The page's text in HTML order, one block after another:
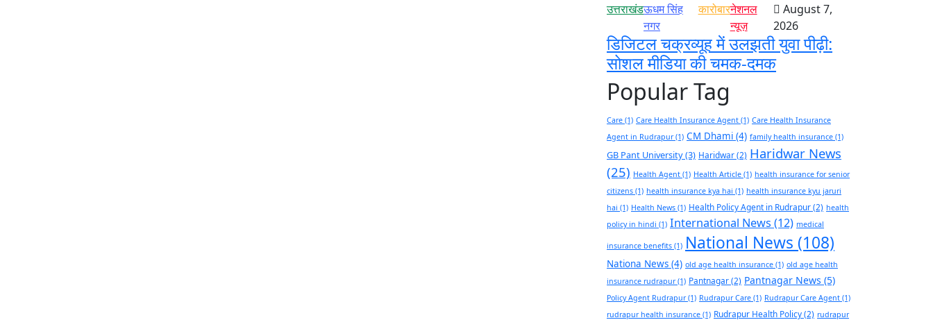
उत्तराखंडऊधम सिंह
नगर
कारोबारनेशनल
न्यूज़
August 7,
2026
डिजिटल चक्रव्यूह में उलझती युवा पीढ़ी:
सोशल मीडिया की चमक-दमक
Popular Tag
Care (1) Care Health Insurance Agent (1) Care Health Insurance
Agent in Rudrapur(1) CM Dhami (4) family health insurance (1)
GB Pant University(3) Haridwar(2) Haridwar News
(25) Health Agent (1) Health Article (1) health insurance for senior
citizens (1) health insurance kya hai (1) health insurance kyu jaruri
hai (1) Health News (1) Health Policy Agent in Rudrapur(2) health
policy in hindi (1) International News (12) medical
insurance benefits (1) National News (108)
Nationa News (4) old age health insurance (1) old age health
insurance rudrapur(1) Pantnagar(2) Pantnagar News (5)
Policy Agent Rudrapur(1) Rudrapur Care (1) Rudrapur Care Agent (1)
rudrapur health insurance (1) Rudrapur Health Policy(2) rudrapur